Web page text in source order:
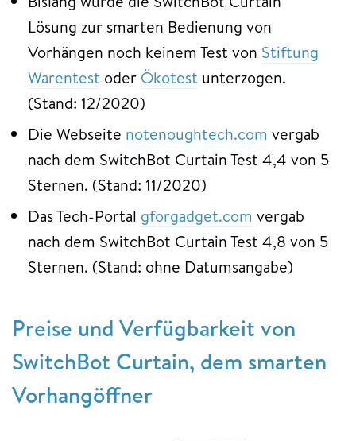
Lösung zur smarten Bedienung von
Vorhängen noch keinem Test von Stiftung
Warentest oder Ökotest unterzogen.
(Stand: 12/2020)
Die Webseite notenoughtech.com vergab
nach dem SwitchBot Curtain Test 4,4 von 5
Sternen. (Stand: 11/2020)
Das Tech-Portal gforgadget.com vergab
nach dem SwitchBot Curtain Test 4,8 von 5
Sternen. (Stand: ohne Datumsangabe)
Preise und Verfügbarkeit von
SwitchBot Curtain, dem smarten
Vorhangöffner